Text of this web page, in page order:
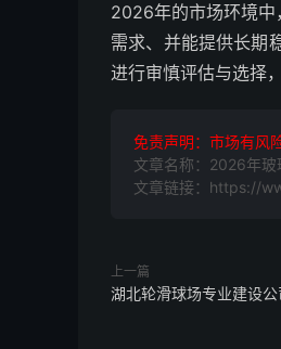
2026年的市场环境中
需求、并能提供长期
进行审慎评估与选择
免责声明：市场有风
文章名称：2026年
文章链接：https://
上一篇
湖北轮滑球场专业建设公